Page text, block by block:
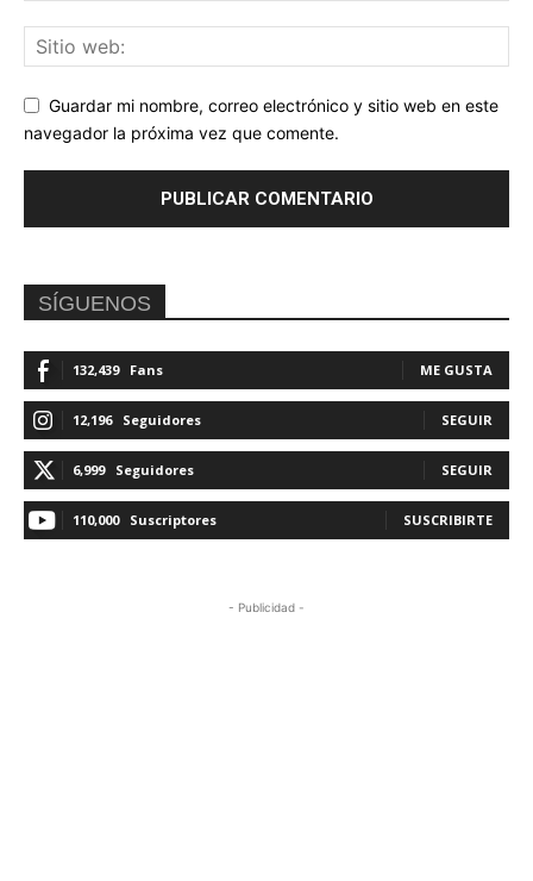
Guardar mi nombre, correo electrónico y sitio web en este
navegador la próxima vez que comente.
SÍGUENOS
132,439 Fans ME GUSTA
12,196 Seguidores SEGUIR
6,999 Seguidores SEGUIR
110,000 Suscriptores SUSCRIBIRTE
- Publicidad -